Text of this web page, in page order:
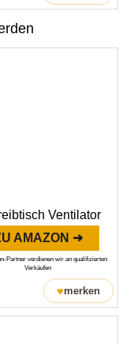
Ventilator
AMAZON ➜
Partner verdienen wir an qualifizierten
Verkäufen
♥merken